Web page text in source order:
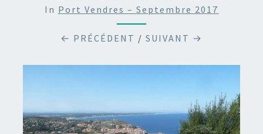
In Port Vendres – Septembre 2017
← PRÉCÉDENT / SUIVANT →